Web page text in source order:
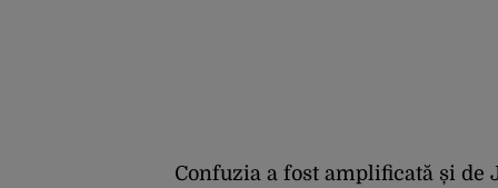
Confuzia a fost amplificată și de